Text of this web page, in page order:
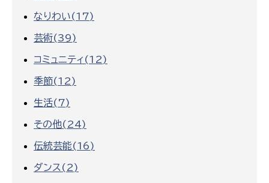
なりわい(17)
芸術(39)
コミュニティ(12)
季節(12)
生活(7)
その他(24)
伝統芸能(16)
ダンス(2)